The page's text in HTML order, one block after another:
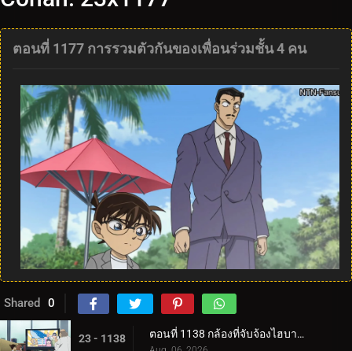
ตอนที่ 1177 การรวมตัวกันของเพื่อนร่วมชั้น 4 คน
Shared 0
23 - 1138 ตอนที่ 1138 กล้องที่จับจ้องไฮบาระ